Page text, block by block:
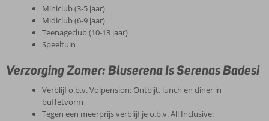
Miniclub (3-5 jaar)
Midiclub (6-9 jaar)
Teenageclub (10-13 jaar)
Speeltuin
Verzorging Zomer: Bluserena Is Serenas Badesi
Verblijf o.b.v. Volpension: Ontbijt, lunch en diner in
buffetvorm
Tegen een meerprijs verblijf je o.b.v. All Inclusive: